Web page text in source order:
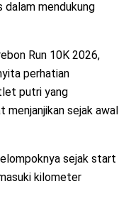
dalam mendukung
Run 10K 2026,
perhatian
putri yang
menjanjikan sejak awal
sejak start
kilometer